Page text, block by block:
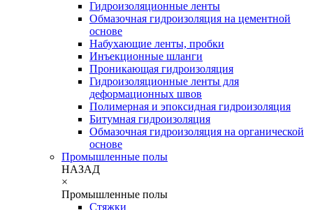
Гидроизоляционные ленты
Обмазочная гидроизоляция на цементной
основе
Набухающие ленты, пробки
Инъекционные шланги
Проникающая гидроизоляция
Гидроизоляционные ленты для
деформационных швов
Полимерная и эпоксидная гидроизоляция
Битумная гидроизоляция
Обмазочная гидроизоляция на органической
основе
Промышленные полы
НАЗАД
×
Промышленные полы
Стяжки